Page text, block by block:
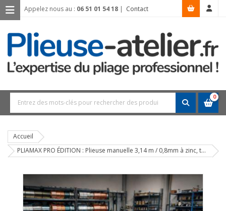
Appelez nous au : 06 51 01 54 18 | Contact
0
Accueil
PLIAMAX PRO ÉDITION : Plieuse manuelle 3,14 m / 0,8mm à zinc, tôle, cuivre avec Roto-Cisaille + Outil à fermer les pinces